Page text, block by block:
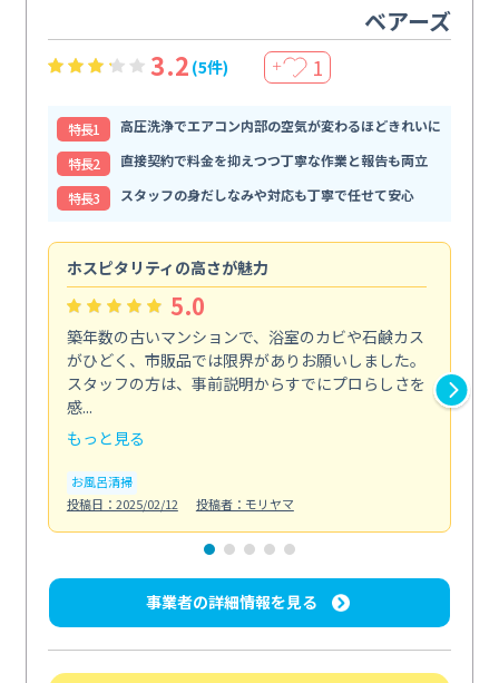
ベアーズ
3.2 (5件) ＋ 1
特⻑1
高圧洗浄でエアコン内部の空気が変わるほどきれいに
特⻑2
直接契約で料金を抑えつつ丁寧な作業と報告も両立
特⻑3
スタッフの身だしなみや対応も丁寧で任せて安心
ホスピタリティの高さが魅力
5.0
築年数の古いマンションで、浴室のカビや石鹸カス
がひどく、市販品では限界がありお願いしました。
スタッフの方は、事前説明からすでにプロらしさを
感...
もっと見る
お風呂清掃
投稿日：2025/02/12
投稿者：モリヤマ
事業者の詳細情報を見る